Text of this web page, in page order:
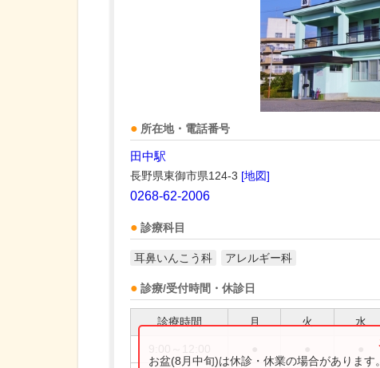
所在地・電話番号
田中駅
長野県東御市県124-3 [地図]
0268-62-2006
診療科目
耳鼻いんこう科 アレルギー科
診療/受付時間・休診日
診療時間 月 火 水
お盆(8月中旬)は休診・休業の場合があります